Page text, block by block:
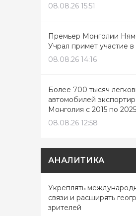
08.08.26 15:51
Премьер Монголии
Учрал примет участие
08.08.26 14:16
Более 700 тысяч
автомобилей
Монголия с 2015 по
08.08.26 12:58
АНАЛИТИКА
Укреплять
связи и расширять
зрителей